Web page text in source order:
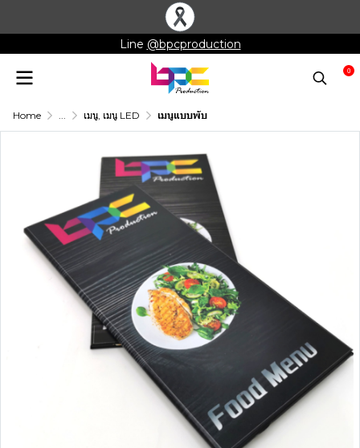
Line @bpcproduction
0
Home ... เมนู, เมนู LED เมนูแบบพับ